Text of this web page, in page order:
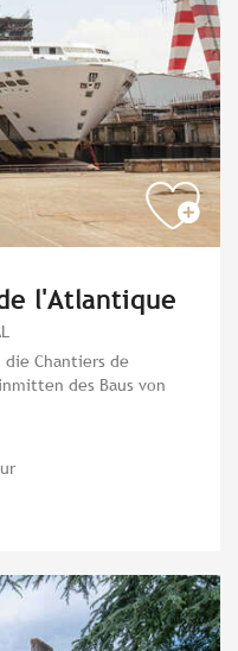
l'Atlantique
die Chantiers de
des Baus von